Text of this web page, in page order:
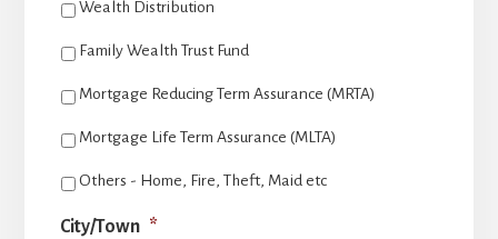
Wealth Distribution
Family Wealth Trust Fund
Mortgage Reducing Term Assurance (MRTA)
Mortgage Life Term Assurance (MLTA)
Others - Home, Fire, Theft, Maid etc
City/Town *